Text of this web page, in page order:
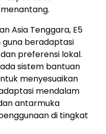
Asia Tenggara, E5
guna beradaptasi
preferensi lokal.
sistem bantuan
menyesuaikan
mendalam
antarmuka
di tingkat